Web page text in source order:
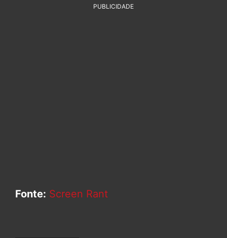
PUBLICIDADE
Fonte: Screen Rant